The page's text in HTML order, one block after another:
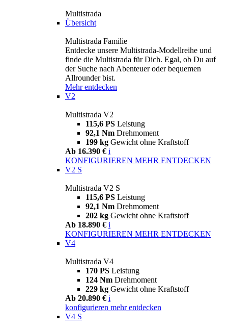
Multistrada
Übersicht
Multistrada Familie
Entdecke unsere Multistrada-Modellreihe und
finde die Multistrada für Dich. Egal, ob Du auf
der Suche nach Abenteuer oder bequemen
Allrounder bist.
Mehr entdecken
V2
Multistrada V2
115,6 PS Leistung
92,1 Nm Drehmoment
199 kg Gewicht ohne Kraftstoff
Ab 16.390 € i
KONFIGURIEREN MEHR ENTDECKEN
V2 S
Multistrada V2 S
115,6 PS Leistung
92,1 Nm Drehmoment
202 kg Gewicht ohne Kraftstoff
Ab 18.890 € i
KONFIGURIEREN MEHR ENTDECKEN
V4
Multistrada V4
170 PS Leistung
124 Nm Drehmoment
229 kg Gewicht ohne Kraftstoff
Ab 20.890 € i
konfigurieren mehr entdecken
V4 S